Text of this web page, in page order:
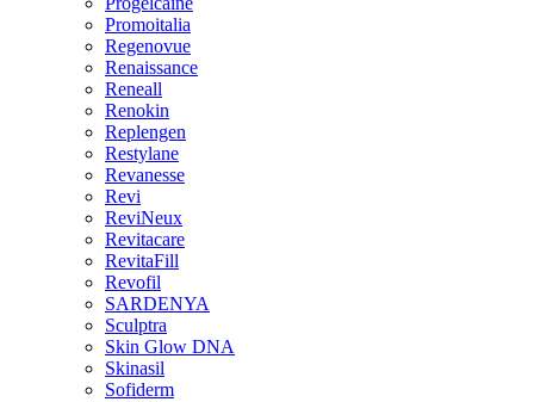
Promoitalia
Regenovue
Renaissance
Reneall
Renokin
Replengen
Restylane
Revanesse
Revi
ReviNeux
Revitacare
RevitaFill
Revofil
SARDENYA
Sculptra
Skin Glow DNA
Skinasil
Sofiderm